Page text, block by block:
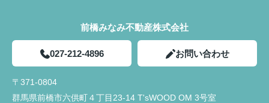
前橋みなみ不動産株式会社
027-212-4896 お問い合わせ
〒371-0804
群馬県前橋市六供町４丁目23‐14 T'sWOOD OM 3号室